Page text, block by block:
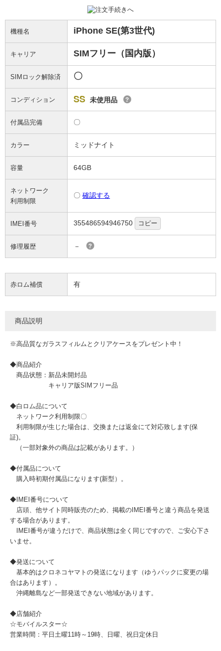
機種名 iPhone SE(第3世代)
キャリア SIMフリー（国内版）
SIMロック解除済 〇
コンディション SS 未使用品 ?
付属品完備 〇
カラー ミッドナイト
容量 64GB
ネットワーク
利用制限
〇 確認する
IMEI番号 355486594946750 コピー
修理履歴 － ?
赤ロム補償 有
商品説明
※高品質なガラスフィルムとクリアケースをプレゼント中！
◆商品紹介
商品状態：新品未開封品
キャリア版SIMフリー品
◆白ロム品について
ネットワーク利用制限〇
利用制限が生じた場合は、交換または返金にて対応致します(保
証)。
（一部対象外の商品は記載があります。）
◆付属品について
購入時初期付属品になります(新型）。
◆IMEI番号について
店頭、他サイト同時販売のため、掲載のIMEI番号と違う商品を発送
する場合があります。
IMEI番号が違うだけで、商品状態は全く同じですので、ご安心下さ
いませ。
◆発送について
基本的はクロネコヤマトの発送になります（ゆうパックに変更の場
合はあります）。
沖縄離島など一部発送できない地域があります。
◆店舗紹介
☆モバイルスター☆
営業時間：平日土曜11時～19時、日曜、祝日定休日